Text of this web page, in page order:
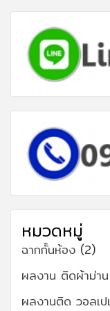
หมวดหมู่
ฉากกั้นห้อง (2)
ผลงาน ติดผ้าม่าน
ผลงานติด วอลเป